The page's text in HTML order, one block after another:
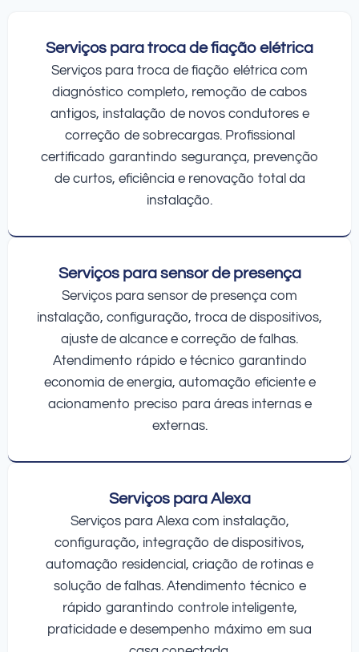
Serviços para troca de fiação elétrica
Serviços para troca de fiação elétrica com
diagnóstico completo, remoção de cabos
antigos, instalação de novos condutores e
correção de sobrecargas. Profissional
certificado garantindo segurança, prevenção
de curtos, eficiência e renovação total da
instalação.
Serviços para sensor de presença
Serviços para sensor de presença com
instalação, configuração, troca de dispositivos,
ajuste de alcance e correção de falhas.
Atendimento rápido e técnico garantindo
economia de energia, automação eficiente e
acionamento preciso para áreas internas e
externas.
Serviços para Alexa
Serviços para Alexa com instalação,
configuração, integração de dispositivos,
automação residencial, criação de rotinas e
solução de falhas. Atendimento técnico e
rápido garantindo controle inteligente,
praticidade e desempenho máximo em sua